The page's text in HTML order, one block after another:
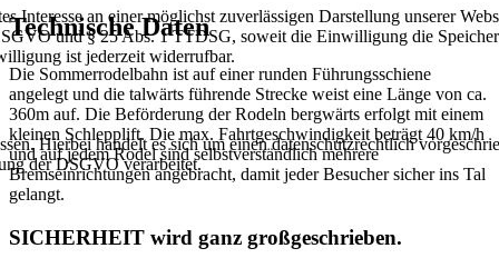
Technische Daten
Die Sommerrodelbahn ist auf einer runden Führungsschiene
angelegt und die talwärts führende Strecke weist eine Länge von ca.
360m auf. Die Beförderung der Rodeln bergwärts erfolgt mit einem
kleinen Schlepplift. Die max. Fahrtgeschwindigkeit beträgt 40 km/h
und auf jedem Rodel sind selbstverständlich mehrere
Bremseinrichtungen angebracht, damit jeder Besucher sicher ins Tal
gelangt.
SICHERHEIT wird ganz großgeschrieben.
an einer möglichst zuverlässigen Darstellung unserer
und § 25 Abs. 1 TTDSG, soweit die Einwilligung die
ist jederzeit widerrufbar.
Hierbei handelt es sich um einen datenschutzrechtlich
der DSGVO verarbeitet.